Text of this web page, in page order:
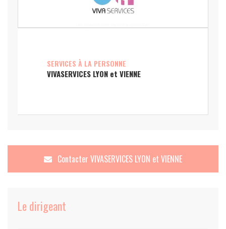
SERVICES À LA PERSONNE
VIVASERVICES LYON et VIENNE
Contacter VIVASERVICES LYON et VIENNE
Le dirigeant